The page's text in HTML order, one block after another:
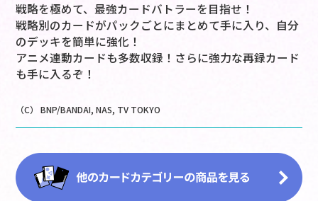
戦略を極めて、最強カードバトラーを目指せ！
戦略別のカードがパックごとにまとめて手に入り、自分
のデッキを簡単に強化！
アニメ連動カードも多数収録！さらに強力な再録カード
も手に入るぞ！
（C） BNP/BANDAI, NAS, TV TOKYO